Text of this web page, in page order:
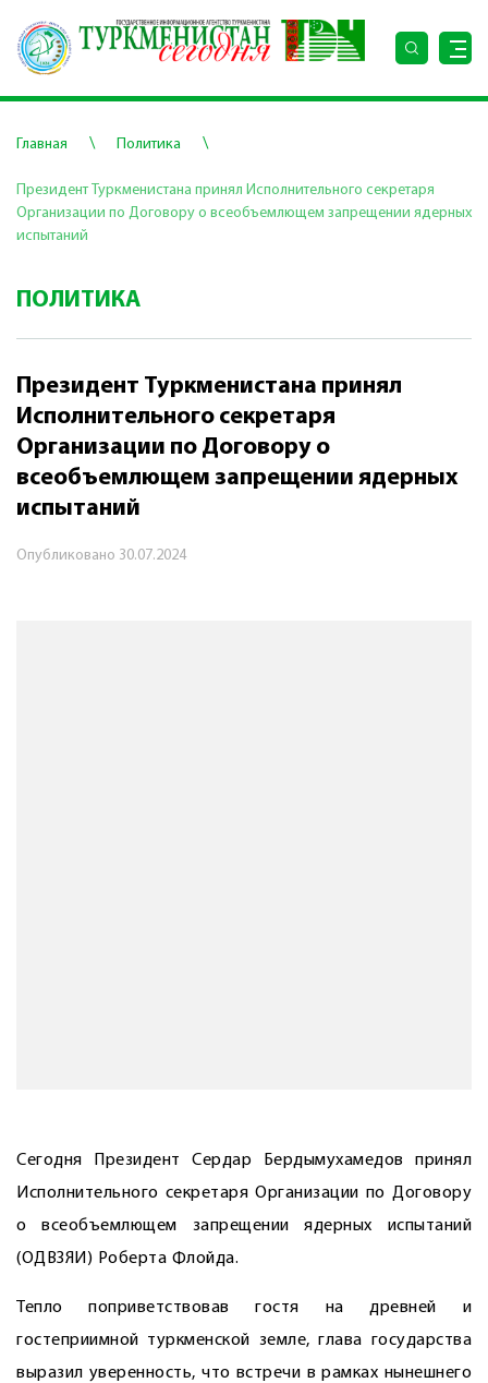
Главная \ Политика \
Президент Туркменистана принял Исполнительного секретаря
Организации по Договору о всеобъемлющем запрещении ядерных
испытаний
ПОЛИТИКА
Президент Туркменистана принял
Исполнительного секретаря
Организации по Договору о
всеобъемлющем запрещении ядерных
испытаний
Опубликовано 30.07.2024
Сегодня Президент Сердар Бердымухамедов принял
Исполнительного секретаря Организации по Договору
о всеобъемлющем запрещении ядерных испытаний
(ОДВЗЯИ) Роберта Флойда.
Тепло поприветствовав гостя на древней и
гостеприимной туркменской земле, глава государства
выразил уверенность, что встречи в рамках нынешнего